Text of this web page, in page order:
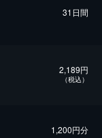
31日間
2,189円
（税込）
1,200円分